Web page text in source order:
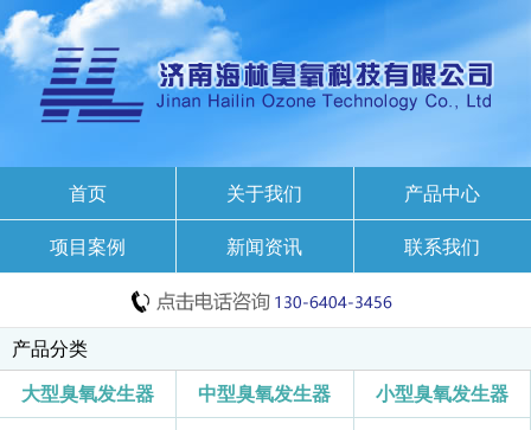
首页 关于我们 产品中心
项目案例 新闻资讯 联系我们
产品分类
大型臭氧发生器 中型臭氧发生器 小型臭氧发生器